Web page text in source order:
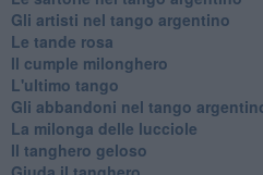
Gli artisti nel tango argentino
Le tande rosa
Il cumple milonghero
L'ultimo tango
Gli abbandoni nel tango
La milonga delle lucciole
Il tanghero geloso